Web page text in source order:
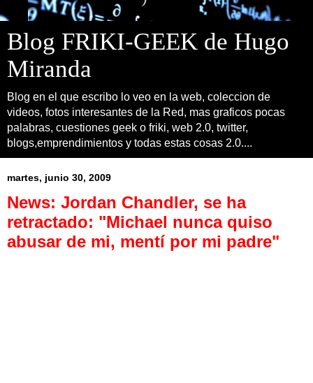
Blog FRIKI-GEEK de Hugo
Miranda
Blog en el que escribo lo veo en la web, coleccion de
videos, fotos interesantes de la Red, mas graficos pocas
palabras, cuestiones geek o friki, web 2.0, twitter,
blogs,emprendimientos y todas estas cosas 2.0....
martes, junio 30, 2009
News: Jordan Chandler, se ha
retractado: "Michael nunca quiso
abusar de mi, mentí por mi padre"